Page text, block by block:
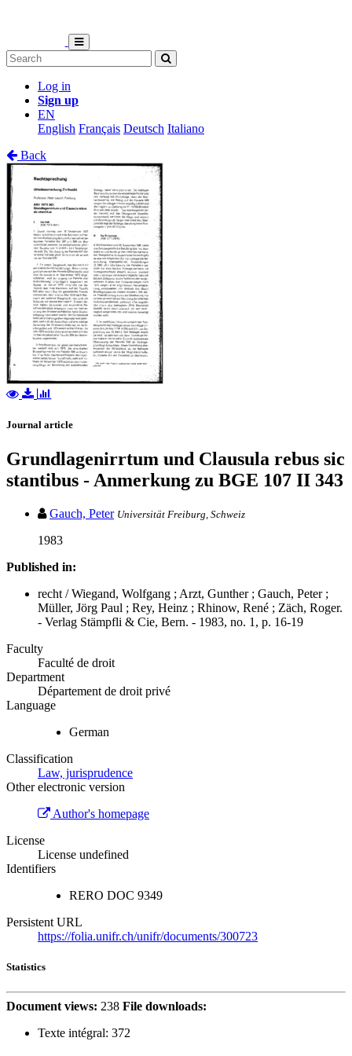
Log in
Sign up
EN
English Français Deutsch Italiano
Back
Journal article
Grundlagenirrtum und Clausula rebus sic
stantibus - Anmerkung zu BGE 107 II 343
Gauch, Peter Universität Freiburg, Schweiz
1983
Published in:
recht / Wiegand, Wolfgang ; Arzt, Gunther ; Gauch, Peter ;
Müller, Jörg Paul ; Rey, Heinz ; Rhinow, René ; Zäch, Roger.
- Verlag Stämpfli & Cie, Bern. - 1983, no. 1, p. 16-19
Faculty
Faculté de droit
Department
Département de droit privé
Language
German
Classification
Law, jurisprudence
Other electronic version
Author's homepage
License
License undefined
Identifiers
RERO DOC 9349
Persistent URL
https://folia.unifr.ch/unifr/documents/300723
Statistics
Document views: 238 File downloads:
Texte intégral: 372